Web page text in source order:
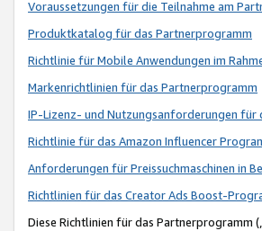
Voraussetzungen für die Teilnahme am
Produktkatalog für das Partnerprogramm
Richtlinie für Mobile Anwendungen im
Markenrichtlinien für das Partnerprogramm
IP-Lizenz- und Nutzungsanforderungen für
Richtlinie für das Amazon Influencer
Anforderungen für Preissuchmaschinen in
Richtlinien für das Creator Ads Boost-
Diese Richtlinien für das Partnerprogramm